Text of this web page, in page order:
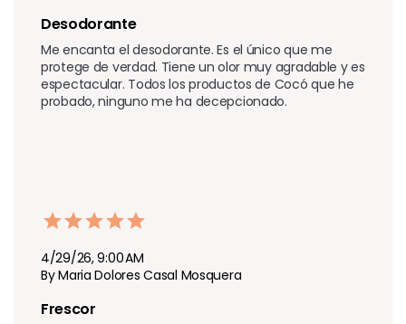
Desodorante
Me encanta el desodorante. Es el único que me
protege de verdad. Tiene un olor muy agradable y es
espectacular. Todos los productos de Cocó que he
probado, ninguno me ha decepcionado.
4/29/26, 9:00 AM
By Maria Dolores Casal Mosquera
Frescor